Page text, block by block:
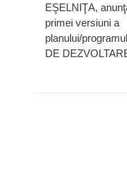
EŞELNIŢA,
primei versiuni a
planului/
DE